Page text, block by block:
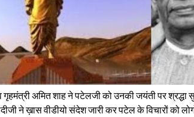
गृहमंत्री अमित शाह ने पटेलजी को उनकी जयंती पर श्रद्धा
ने ख़ास वीडीयो संदेश जारी कर पटेल के विचारों को